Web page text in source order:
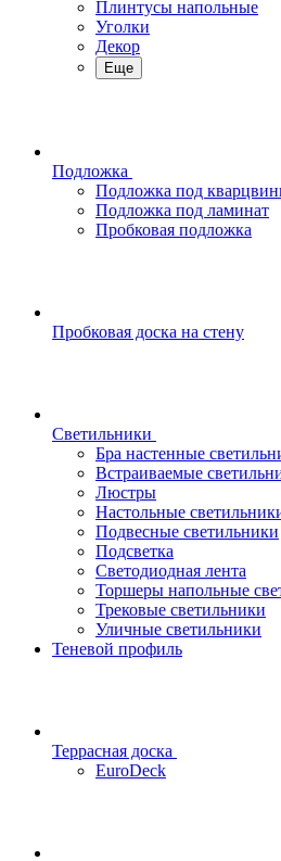
Плинтусы напольные
Уголки
Декор
Еще
Подложка
Подложка под
Подложка под ламинат
Пробковая подложка
Пробковая доска на стену
Светильники
Бра настенные
Встраиваемые
Люстры
Настольные
Подвесные светильники
Подсветка
Светодиодная лента
Торшеры напольные
Трековые светильники
Уличные светильники
Теневой профиль
Террасная доска
EuroDeck